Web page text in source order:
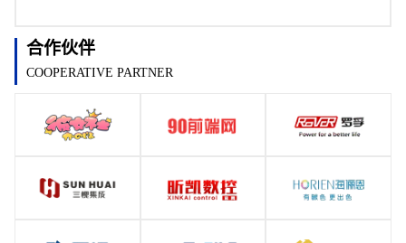
合作伙伴
COOPERATIVE PARTNER